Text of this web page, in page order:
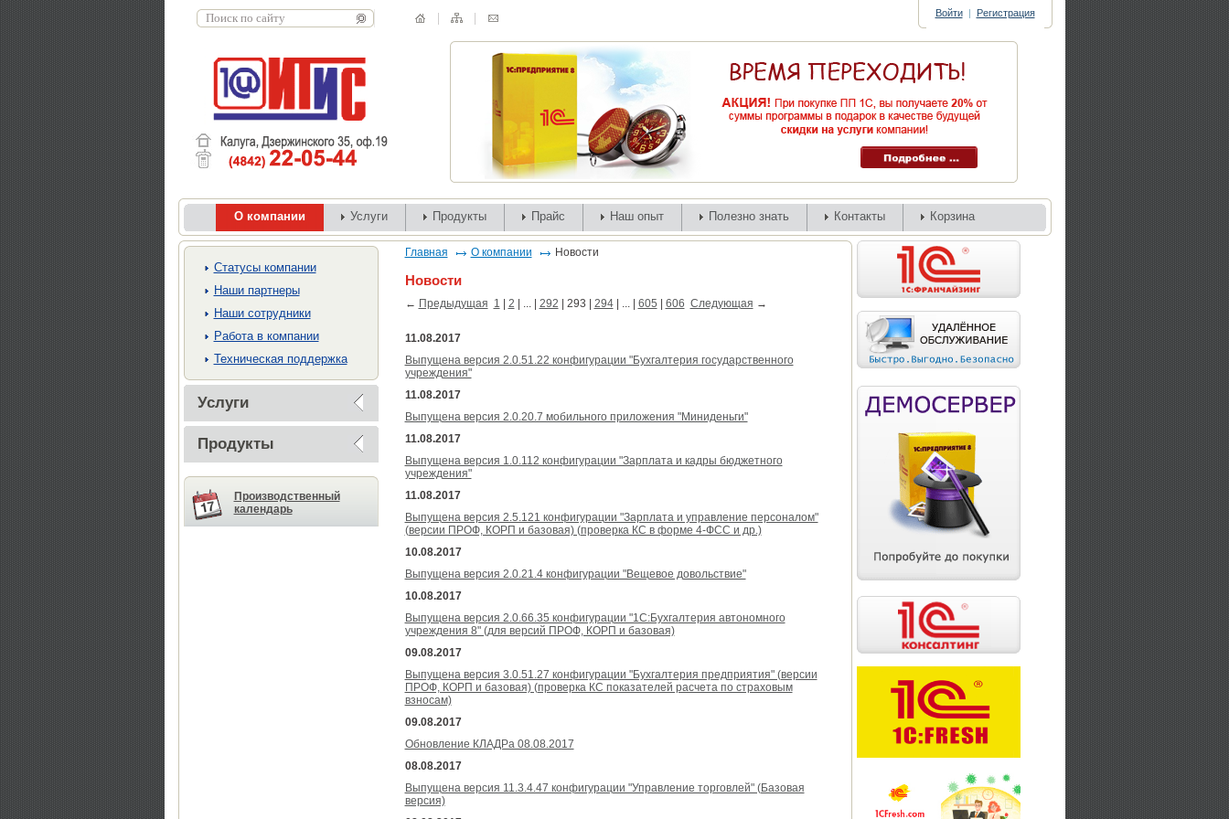
Войти | Регистрация
О компании Услуги Продукты Прайс Наш опыт Полезно знать Контакты Корзина
Cтатусы компании
Наши партнеры
Наши сотрудники
Работа в компании
Техническая поддержка
Услуги
Продукты
Производственный
календарь
Главная О компании Новости
Новости
← Предыдущая 1 2 | ... | 292 293 294| ... | 605 606 Следующая →
11.08.2017
Выпущена версия 2.0.51.22 конфигурации "Бухгалтерия государственного
учреждения"
11.08.2017
Выпущена версия 2.0.20.7 мобильного приложения "Миниденьги"
11.08.2017
Выпущена версия 1.0.112 конфигурации "Зарплата и кадры бюджетного
учреждения"
11.08.2017
Выпущена версия 2.5.121 конфигурации "Зарплата и управление персоналом"
(версии ПРОФ, КОРП и базовая) (проверка КС в форме 4-ФСС и др.)
10.08.2017
Выпущена версия 2.0.21.4 конфигурации "Вещевое довольствие"
10.08.2017
Выпущена версия 2.0.66.35 конфигурации "1С:Бухгалтерия автономного
учреждения 8" (для версий ПРОФ, КОРП и базовая)
09.08.2017
Выпущена версия 3.0.51.27 конфигурации "Бухгалтерия предприятия" (версии
ПРОФ, КОРП и базовая) (проверка КС показателей расчета по страховым
взносам)
09.08.2017
Обновление КЛАДРа 08.08.2017
08.08.2017
Выпущена версия 11.3.4.47 конфигурации "Управление торговлей" (Базовая
версия)